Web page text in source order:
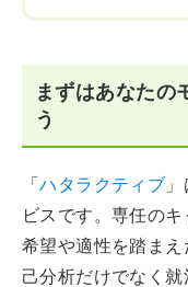
まずはあなたの
う
「ハタラクティブ
ビスです。専任の
希望や適性を踏ま
己分析だけでなく